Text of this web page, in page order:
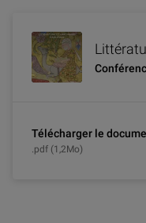
Télécharger le
.pdf (1,2Mo)